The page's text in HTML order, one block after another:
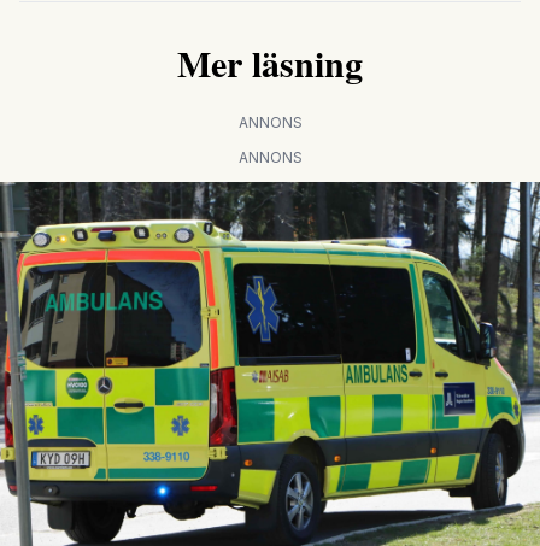
Mer läsning
ANNONS
ANNONS